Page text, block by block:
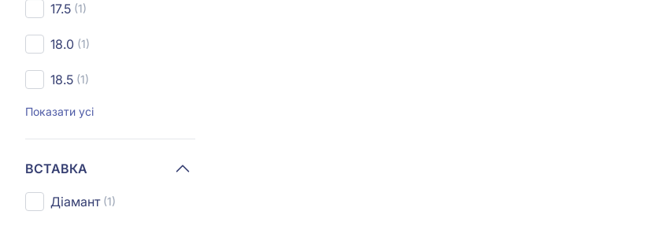
17.5 (1)
18.0 (1)
18.5 (1)
Показати усі
ВСТАВКА
Діамант (1)